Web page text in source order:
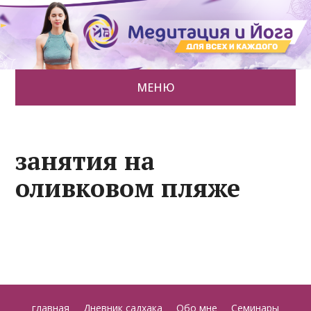
МЕНЮ
занятия на
оливковом пляже
главная Дневник садхака Обо мне
Семинары